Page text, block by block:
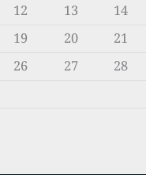
12 13
14
19 20
21
26 27
28